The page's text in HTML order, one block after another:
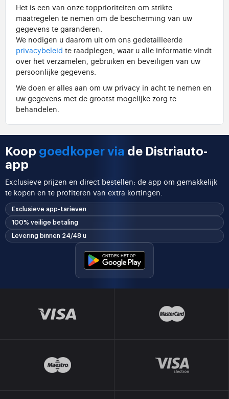
Het is een van onze topprioriteiten om strikte
maatregelen te nemen om de bescherming van uw
gegevens te garanderen.
We nodigen u daarom uit om ons gedetailleerde
privacybeleid te raadplegen, waar u alle informatie vindt
over het verzamelen, gebruiken en beveiligen van uw
persoonlijke gegevens.
We doen er alles aan om uw privacy in acht te nemen en
uw gegevens met de grootst mogelijke zorg te
behandelen.
Koop goedkoper via de Distriauto-
app
Exclusieve prijzen en direct bestellen: de app om gemakkelijk
te kopen en te profiteren van extra kortingen.
Exclusieve app-tarieven
100% veilige betaling
Levering binnen 24/48 u